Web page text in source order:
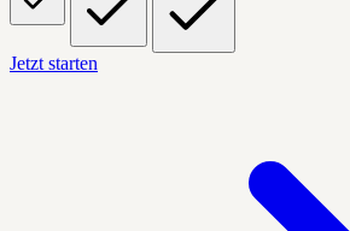
Jetzt starten